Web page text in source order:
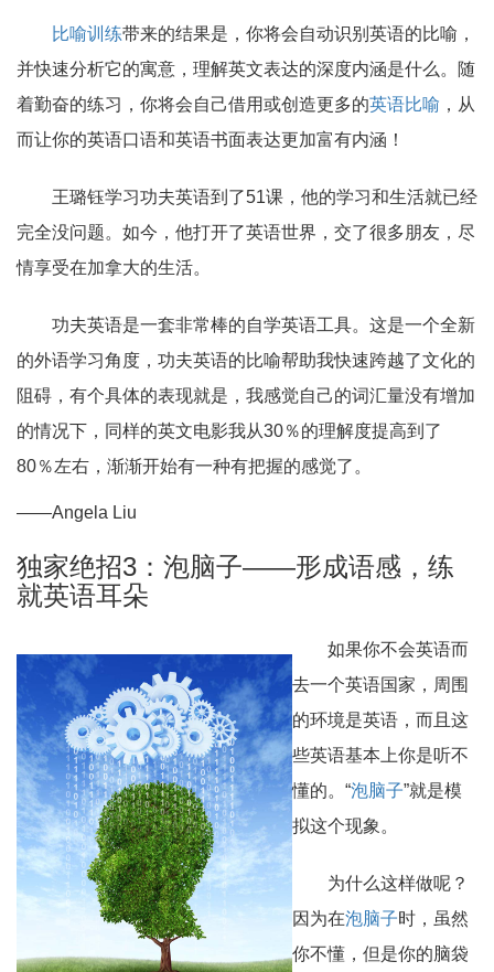
比喻训练带来的结果是，你将会自动识别英语的比喻，
并快速分析它的寓意，理解英文表达的深度内涵是什么。随
着勤奋的练习，你将会自己借用或创造更多的英语比喻 ，从
而让你的英语口语和英语书面表达更加富有内涵！
王璐钰学习功夫英语到了51课，他的学习和生活就已经
完全没问题。如今，他打开了英语世界，交了很多朋友，尽
情享受在加拿大的生活。
功夫英语是一套非常棒的自学英语工具。这是一个全新
的外语学习角度，功夫英语的比喻帮助我快速跨越了文化的
阻碍，有个具体的表现就是，我感觉自己的词汇量没有增加
的情况下，同样的英文电影我从30％的理解度提高到了
80％左右，渐渐开始有一种有把握的感觉了。
——Angela Liu
独家绝招3：泡脑子——形成语感，练
就英语耳朵
如果你不会英语而
去一个英语国家，周围
的环境是英语，而且这
些英语基本上你是听不
懂的。“泡脑子”就是模
拟这个现象。
为什么这样做呢？
因为在泡脑子时，虽然
你不懂，但是你的脑袋